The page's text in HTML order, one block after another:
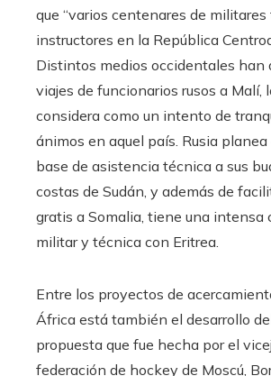
que “varios centenares de
instructores en la República
Distintos medios occidentales han
viajes de funcionarios rusos a Malí,
considera como un intento de
ánimos en aquel país. Rusia
base de asistencia técnica a sus
costas de Sudán, y además de
gratis a Somalia, tiene una intensa
militar y técnica con Eritrea.
Entre los proyectos de
África está también el desarrollo
propuesta que fue hecha por el
federación de hockey de Moscú,